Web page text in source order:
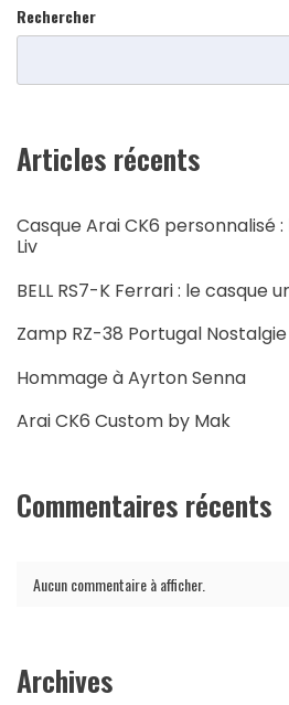
Rechercher
Articles récents
Casque Arai CK6 personnalisé
Liv
BELL RS7-K Ferrari : le casque
Zamp RZ-38 Portugal Nostalgie
Hommage à Ayrton Senna
Arai CK6 Custom by Mak
Commentaires récents
Aucun commentaire à afficher.
Archives